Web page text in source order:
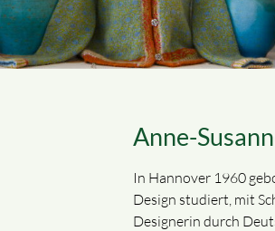
Anne-
In Hannover 1960
Design studiert, mit
Designerin durch